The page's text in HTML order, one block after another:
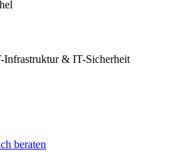
Infrastruktur & IT-Sicherheit
beraten